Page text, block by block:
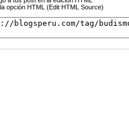
opción HTML (Edit HTML Source)